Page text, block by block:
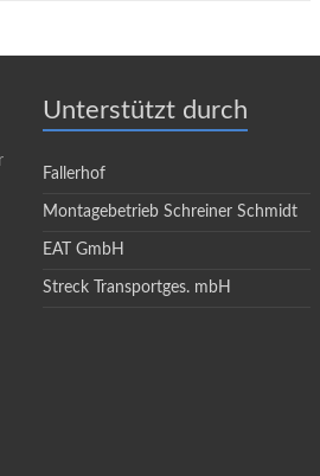
Unterstützt durch
Fallerhof
Montagebetrieb Schreiner Schmidt
EAT GmbH
Streck Transportges. mbH